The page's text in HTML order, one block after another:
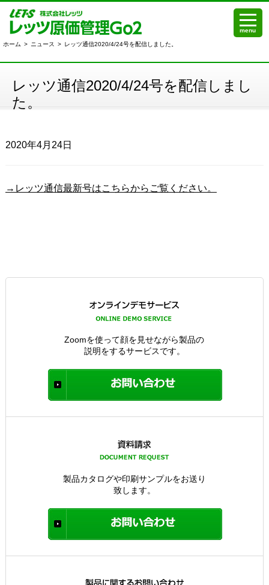
menu
ホーム > ニュース > レッツ通信2020/4/24号を配信しました。
レッツ通信2020/4/24号を配信しまし
た。
2020年4月24日
→レッツ通信最新号はこちらからご覧ください。
Zoomを使って顔を見せながら製品の
説明をするサービスです。
製品カタログや印刷サンプルをお送り
致します。